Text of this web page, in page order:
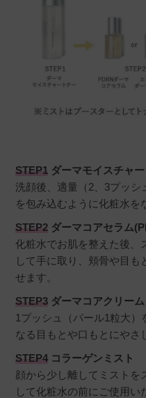
STEP1 ダーマモイスチャ
洗顔後、適量（2、3プッ
を包み込むように化粧水を
STEP2 ダーマコアセラム
化粧水でお肌を整えた後、
して手に取り、頬骨や目も
せます。
STEP3 ダーマコアクリーム
1プッシュ（パール1粒大）
なる目もとや口もとにやさ
STEP4 コラーゲンミスト
顔から少し離してミストを
して化粧水の前にご使用い